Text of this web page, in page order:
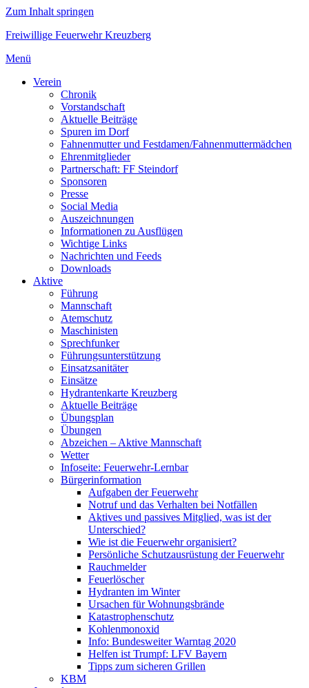
Zum Inhalt springen
Freiwillige Feuerwehr Kreuzberg
Menü
Verein
Chronik
Vorstandschaft
Aktuelle Beiträge
Spuren im Dorf
Fahnenmutter und Festdamen/Fahnenmuttermädchen
Ehrenmitglieder
Partnerschaft: FF Steindorf
Sponsoren
Presse
Social Media
Auszeichnungen
Informationen zu Ausflügen
Wichtige Links
Nachrichten und Feeds
Downloads
Aktive
Führung
Mannschaft
Atemschutz
Maschinisten
Sprechfunker
Führungsunterstützung
Einsatzsanitäter
Einsätze
Hydrantenkarte Kreuzberg
Aktuelle Beiträge
Übungsplan
Übungen
Abzeichen – Aktive Mannschaft
Wetter
Infoseite: Feuerwehr-Lernbar
Bürgerinformation
Aufgaben der Feuerwehr
Notruf und das Verhalten bei Notfällen
Aktives und passives Mitglied, was ist der
Unterschied?
Wie ist die Feuerwehr organisiert?
Persönliche Schutzausrüstung der Feuerwehr
Rauchmelder
Feuerlöscher
Hydranten im Winter
Ursachen für Wohnungsbrände
Katastrophenschutz
Kohlenmonoxid
Info: Bundesweiter Warntag 2020
Helfen ist Trumpf: LFV Bayern
Tipps zum sicheren Grillen
KBM